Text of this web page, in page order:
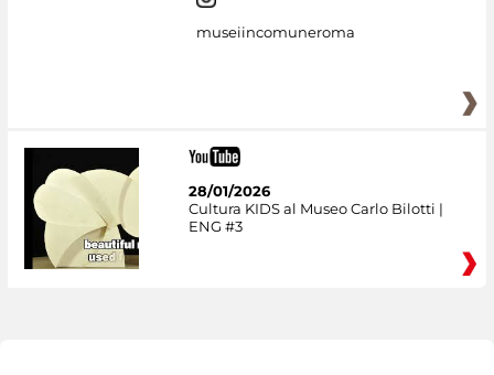
museiincomuneroma
28/01/2026
Cultura KIDS al Museo Carlo Bilotti |
ENG #3